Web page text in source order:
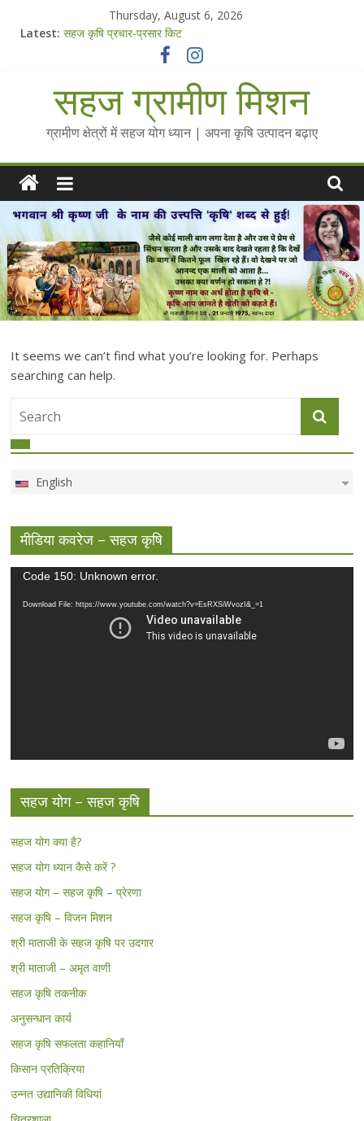
Thursday, August 6, 2026
Latest: सहज कृषि प्रचार-प्रसार किट
Standee Designs @ 2025 for Sahaj Krishi Promotions
Chalo Gaon Ki Or Abhiyaan - 2025-26
Collected Talks on Vibrated Water
सहज ग्रामीण मिशन
ग्रामीण क्षेत्रों में सहज योग ध्यान | अपना कृषि उत्पादन बढ़ाए
It seems we can’t find what you’re looking for. Perhaps
searching can help.
English
मीडिया कवरेज – सहज कृषि
Video
Code 150: Unknown error.
Download File: https://www.youtube.com/watch?v=EsRXSiWvozI&_=1
सहज योग – सहज कृषि
सहज योग क्या है?
सहज योग ध्यान कैसे करें ?
सहज योग – सहज कृषि – प्रेरणा
सहज कृषि – विजन मिशन
श्री माताजी के सहज कृषि पर उदगार
श्री माताजी – अमृत वाणी
सहज कृषि तकनीक
अनुसन्धान कार्य
सहज कृषि सफलता कहानियाँ
किसान प्रतिक्रिया
उन्नत उद्यानिकी विधियां